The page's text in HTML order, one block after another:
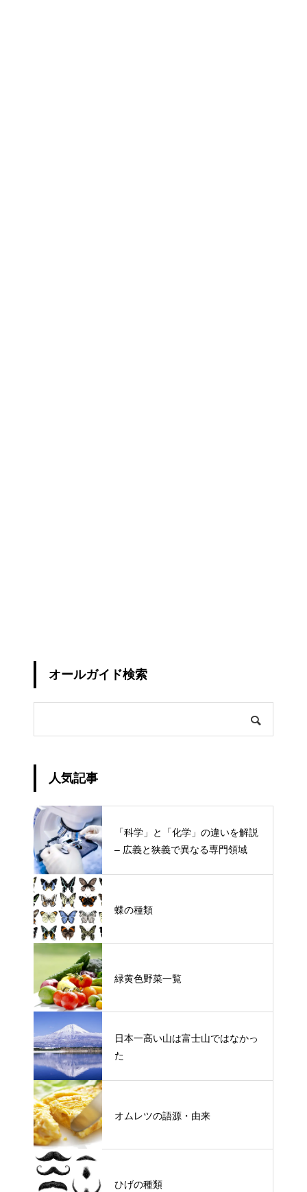
オールガイド検索
人気記事
「科学」と「化学」の違いを解説
– 広義と狭義で異なる専門領域
蝶の種類
緑黄色野菜一覧
日本一高い山は富士山ではなかっ
た
オムレツの語源・由来
ひげの種類